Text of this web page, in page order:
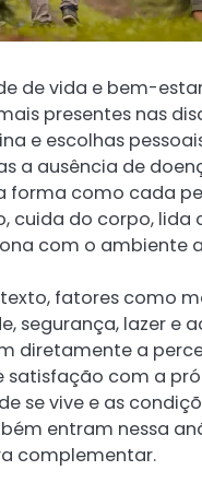
de vida e bem-
presentes nas
e escolhas
a ausência de
forma como cada
cuida do corpo, lida
com o ambiente
fatores como
segurança, lazer e
diretamente a
com a
se vive e as
entram nessa
complementar.